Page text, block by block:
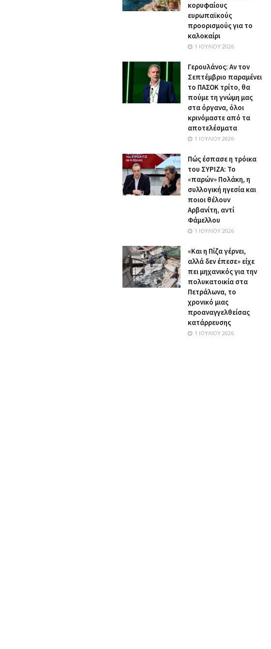
κορυφαίους
ευρωπαϊκούς
προορισμούς για το
καλοκαίρι
1 ΙΟΥΛΊΟΥ 2026
Γερουλάνος: Αν τον
Σεπτέμβριο παραμένει
το ΠΑΣΟΚ τρίτο, θα
πούμε τη γνώμη μας
στα όργανα, όλοι
κρινόμαστε από τα
αποτελέσματα
1 ΙΟΥΛΊΟΥ 2026
Πώς έσπασε η τρόικα
του ΣΥΡΙΖΑ: Το
«παρών» Πολάκη, η
συλλογική ηγεσία και
ποιοι θέλουν
Αρβανίτη, αντί
Φάμελλου
1 ΙΟΥΛΊΟΥ 2026
«Και η Πίζα γέρνει,
αλλά δεν έπεσε» είχε
πει μηχανικός για την
πολυκατοικία στα
Πετράλωνα, το
χρονικό μιας
προαναγγελθείσας
κατάρρευσης
1 ΙΟΥΛΊΟΥ 2026